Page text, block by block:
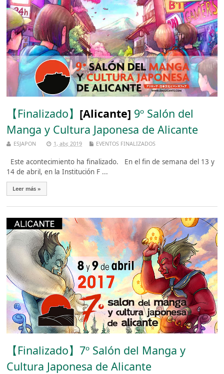
【Finalizado】 [Alicante] 9º Salón del
Manga y Cultura Japonesa de Alicante
ESJAPON 1, abr, 2019 EVENTOS FINALIZADOS
Este acontecimiento ha finalizado. En el fin de semana del 13 y
14 de abril, en la Institución F ...
Leer más »
【Finalizado】7º Salón del Manga y
Cultura Japonesa de Alicante